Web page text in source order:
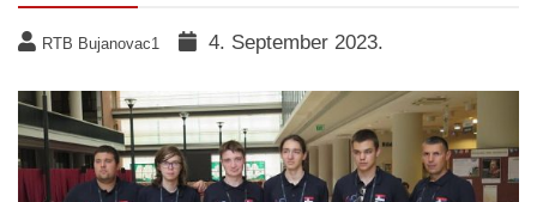
RTB Bujanovac1 4. September 2023.